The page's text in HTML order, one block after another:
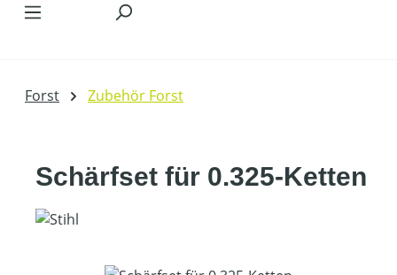
Forst Zubehör Forst
Schärfset für 0.325-Ketten